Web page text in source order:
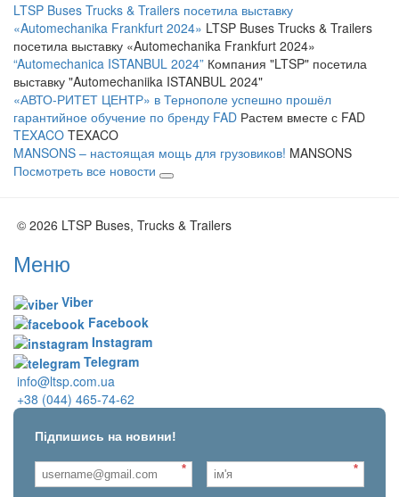
LTSP Buses Trucks & Trailers посетила выставку
«Automechanika Frankfurt 2024» LTSP Buses Trucks & Trailers
посетила выставку «Automechanika Frankfurt 2024»
“Automechanica ISTANBUL 2024” Компания "LTSP" посетила
выставку "Automechaniika ISTANBUL 2024"
«АВТО-РИТЕТ ЦЕНТР» в Тернополе успешно прошёл
гарантийное обучение по бренду FAD Растем вместе с FAD
TEXACO TEXACO
MANSONS – настоящая мощь для грузовиков! MANSONS
Посмотреть все новости
© 2026 LTSP Buses, Trucks & Trailers
Меню
Viber
Facebook
Instagram
Telegram
info@ltsp.com.ua
+38 (044) 465-74-62
Підпишись на новини!
* *